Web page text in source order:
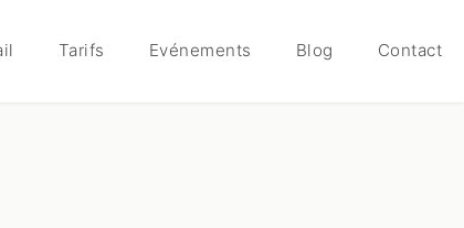
Tarifs Evénements Blog Contact